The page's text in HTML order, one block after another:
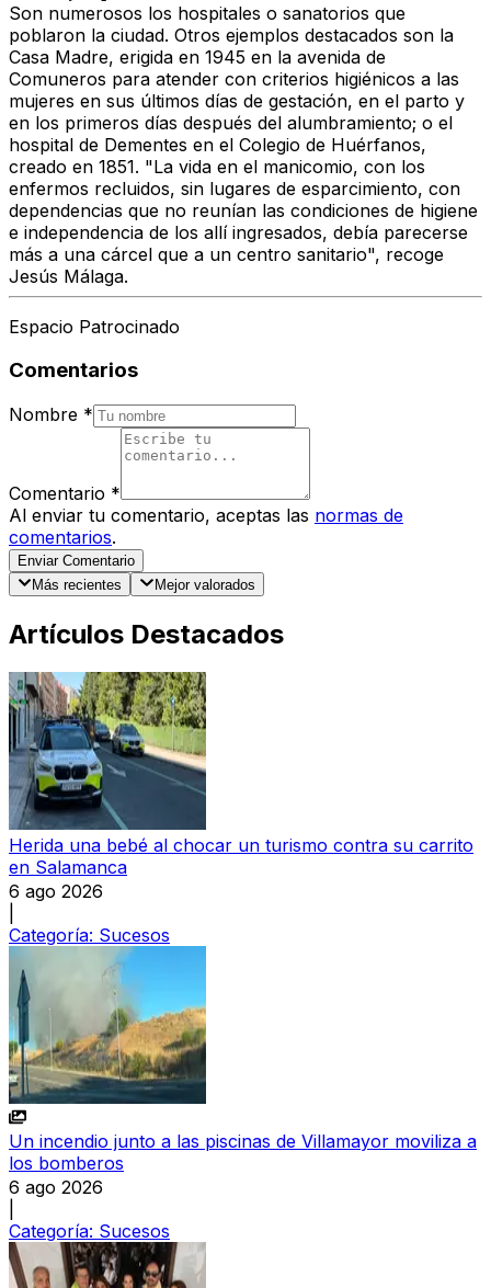
Son numerosos los hospitales o sanatorios que
poblaron la ciudad. Otros ejemplos destacados son la
Casa Madre, erigida en 1945 en la avenida de
Comuneros para atender con criterios higiénicos a las
mujeres en sus últimos días de gestación, en el parto y
en los primeros días después del alumbramiento; o el
hospital de Dementes en el Colegio de Huérfanos,
creado en 1851. "La vida en el manicomio, con los
enfermos recluidos, sin lugares de esparcimiento, con
dependencias que no reunían las condiciones de higiene
e independencia de los allí ingresados, debía parecerse
más a una cárcel que a un centro sanitario", recoge
Jesús Málaga.
Espacio Patrocinado
Comentarios
Nombre *
Comentario *
Al enviar tu comentario, aceptas las normas de
comentarios.
Enviar Comentario
Más recientes
Mejor valorados
Artículos Destacados
Herida una bebé al chocar un turismo contra su carrito
en Salamanca
6 ago 2026
Categoría: Sucesos
Un incendio junto a las piscinas de Villamayor moviliza a
los bomberos
6 ago 2026
Categoría: Sucesos